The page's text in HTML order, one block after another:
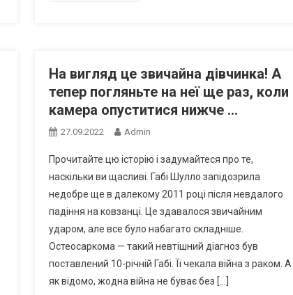
На вигляд це звичайна дівчинка! А
тепер погляньте на неї ще раз, коли
камера опуститися нижче …
27.09.2022 Admin
Прочитайте цю історію і задумайтеся про те,
наскільки ви щасливі. Габі Шулло запідозрила
недобре ще в далекому 2011 році після невдалого
падіння на ковзанці. Це здавалося звичайним
ударом, але все було набагато складніше.
Остеосаркома — такий невтішний діагноз був
поставлений 10-річній Габі. Її чекала війна з раком. А
як відомо, жодна війна не буває без […]